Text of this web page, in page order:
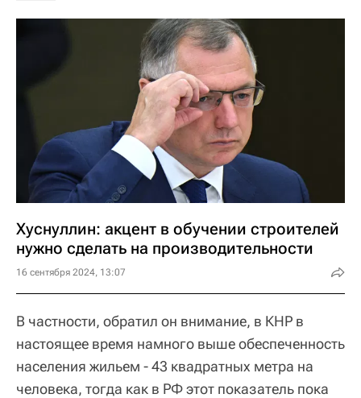
Хуснуллин: акцент в обучении строителей
нужно сделать на производительности
16 сентября 2024, 13:07
В частности, обратил он внимание, в КНР в
настоящее время намного выше обеспеченность
населения жильем - 43 квадратных метра на
человека, тогда как в РФ этот показатель пока